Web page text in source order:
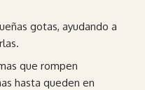
gotas, ayudando a
que rompen
hasta queden en